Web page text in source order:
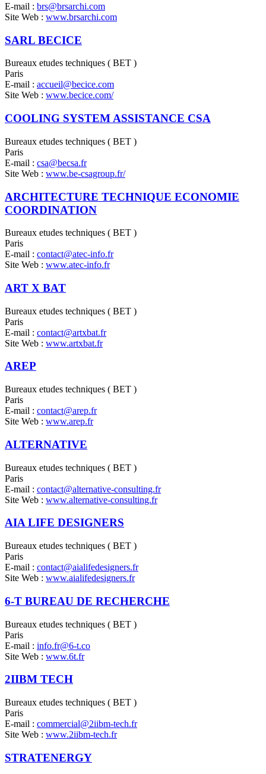
E-mail : brs@brsarchi.com
Site Web : www.brsarchi.com
SARL BECICE
Bureaux etudes techniques ( BET )
Paris
E-mail : accueil@becice.com
Site Web : www.becice.com/
COOLING SYSTEM ASSISTANCE CSA
Bureaux etudes techniques ( BET )
Paris
E-mail : csa@becsa.fr
Site Web : www.be-csagroup.fr/
ARCHITECTURE TECHNIQUE ECONOMIE
COORDINATION
Bureaux etudes techniques ( BET )
Paris
E-mail : contact@atec-info.fr
Site Web : www.atec-info.fr
ART X BAT
Bureaux etudes techniques ( BET )
Paris
E-mail : contact@artxbat.fr
Site Web : www.artxbat.fr
AREP
Bureaux etudes techniques ( BET )
Paris
E-mail : contact@arep.fr
Site Web : www.arep.fr
ALTERNATIVE
Bureaux etudes techniques ( BET )
Paris
E-mail : contact@alternative-consulting.fr
Site Web : www.alternative-consulting.fr
AIA LIFE DESIGNERS
Bureaux etudes techniques ( BET )
Paris
E-mail : contact@aialifedesigners.fr
Site Web : www.aialifedesigners.fr
6-T BUREAU DE RECHERCHE
Bureaux etudes techniques ( BET )
Paris
E-mail : info.fr@6-t.co
Site Web : www.6t.fr
2IIBM TECH
Bureaux etudes techniques ( BET )
Paris
E-mail : commercial@2iibm-tech.fr
Site Web : www.2iibm-tech.fr
STRATENERGY